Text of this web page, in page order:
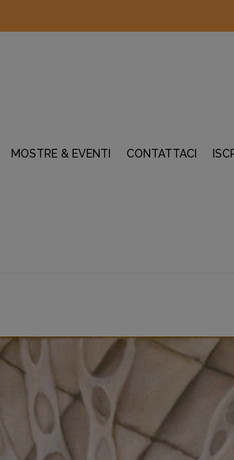
MOSTRE & EVENTI CONTATTACI